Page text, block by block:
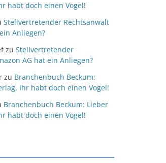
habt doch einen Vogel!
Stellvertretender Rechtsanwalt
Anliegen?
zu Stellvertretender
AG hat ein Anliegen?
zu Branchenbuch Beckum:
Ihr habt doch einen Vogel!
Branchenbuch Beckum: Lieber
habt doch einen Vogel!